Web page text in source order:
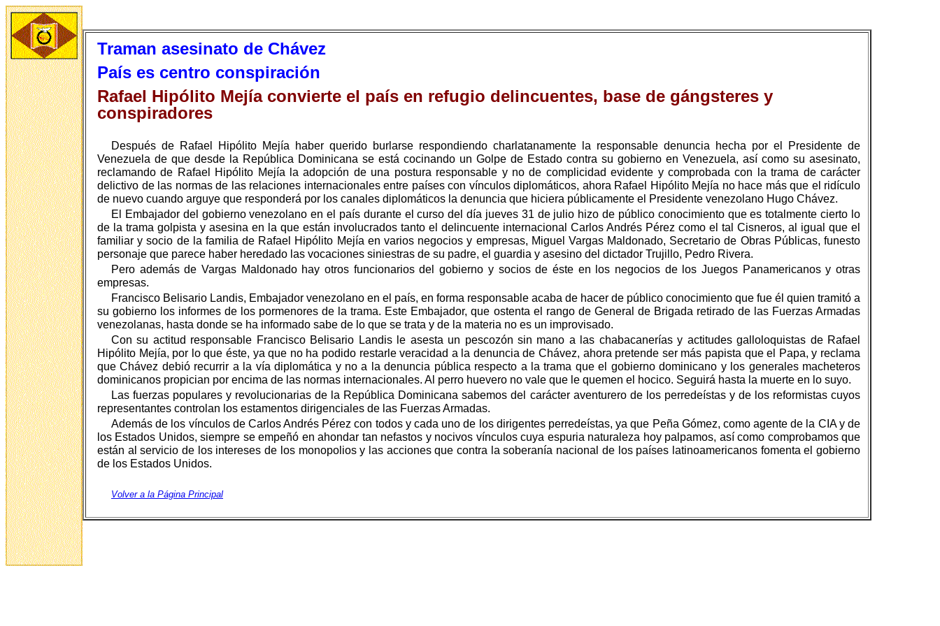
Traman asesinato de Chávez
País es centro conspiración
Rafael Hipólito Mejía convierte el país en refugio delincuentes, base de gángsteres y
conspiradores
Después de Rafael Hipólito Mejía haber querido burlarse respondiendo charlatanamente la responsable denuncia hecha por el Presidente de
Venezuela de que desde la República Dominicana se está cocinando un Golpe de Estado contra su gobierno en Venezuela, así como su asesinato,
reclamando de Rafael Hipólito Mejía la adopción de una postura responsable y no de complicidad evidente y comprobada con la trama de carácter
delictivo de las normas de las relaciones internacionales entre países con vínculos diplomáticos, ahora Rafael Hipólito Mejía no hace más que el ridículo
de nuevo cuando arguye que responderá por los canales diplomáticos la denuncia que hiciera públicamente el Presidente venezolano Hugo Chávez.
El Embajador del gobierno venezolano en el país durante el curso del día jueves 31 de julio hizo de público conocimiento que es totalmente cierto lo
de la trama golpista y asesina en la que están involucrados tanto el delincuente internacional Carlos Andrés Pérez como el tal Cisneros, al igual que el
familiar y socio de la familia de Rafael Hipólito Mejía en varios negocios y empresas, Miguel Vargas Maldonado, Secretario de Obras Públicas, funesto
personaje que parece haber heredado las vocaciones siniestras de su padre, el guardia y asesino del dictador Trujillo, Pedro Rivera.
Pero además de Vargas Maldonado hay otros funcionarios del gobierno y socios de éste en los negocios de los Juegos Panamericanos y otras
empresas.
Francisco Belisario Landis, Embajador venezolano en el país, en forma responsable acaba de hacer de público conocimiento que fue él quien tramitó a
su gobierno los informes de los pormenores de la trama. Este Embajador, que ostenta el rango de General de Brigada retirado de las Fuerzas Armadas
venezolanas, hasta donde se ha informado sabe de lo que se trata y de la materia no es un improvisado.
Con su actitud responsable Francisco Belisario Landis le asesta un pescozón sin mano a las chabacanerías y actitudes galloloquistas de Rafael
Hipólito Mejía, por lo que éste, ya que no ha podido restarle veracidad a la denuncia de Chávez, ahora pretende ser más papista que el Papa, y reclama
que Chávez debió recurrir a la vía diplomática y no a la denuncia pública respecto a la trama que el gobierno dominicano y los generales macheteros
dominicanos propician por encima de las normas internacionales. Al perro huevero no vale que le quemen el hocico. Seguirá hasta la muerte en lo suyo.
Las fuerzas populares y revolucionarias de la República Dominicana sabemos del carácter aventurero de los perredeístas y de los reformistas cuyos
representantes controlan los estamentos dirigenciales de las Fuerzas Armadas.
Además de los vínculos de Carlos Andrés Pérez con todos y cada uno de los dirigentes perredeístas, ya que Peña Gómez, como agente de la CIA y de
los Estados Unidos, siempre se empeñó en ahondar tan nefastos y nocivos vínculos cuya espuria naturaleza hoy palpamos, así como comprobamos que
están al servicio de los intereses de los monopolios y las acciones que contra la soberanía nacional de los países latinoamericanos fomenta el gobierno
de los Estados Unidos.
Volver a la Página Principal